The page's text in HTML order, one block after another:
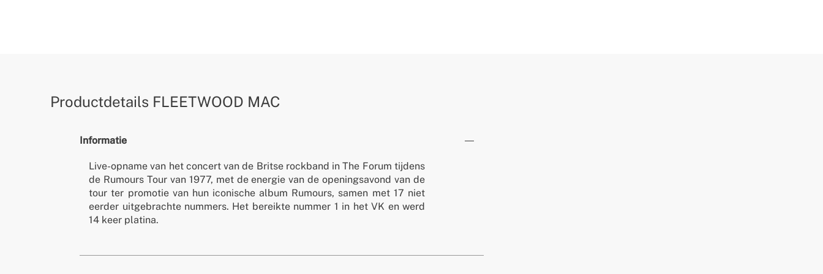
Productdetails FLEETWOOD MAC
Informatie
Live-opname van het concert van de Britse rockband in The Forum tijdens
de Rumours Tour van 1977, met de energie van de openingsavond van de
tour ter promotie van hun iconische album Rumours, samen met 17 niet
eerder uitgebrachte nummers. Het bereikte nummer 1 in het VK en werd
14 keer platina.